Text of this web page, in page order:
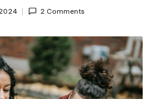
2 Comments